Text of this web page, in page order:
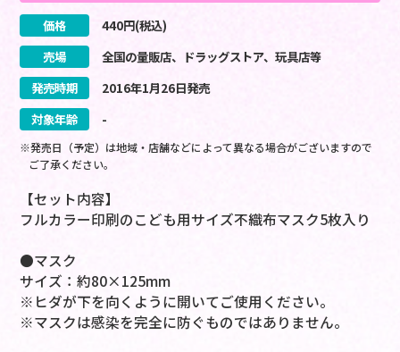
価格 440円(税込)
売場
全国の量販店、ドラッグストア、玩具店等
発売時期
2016年1月26日発売
対象年齢
-
※発売日（予定）は地域・店舗などによって異なる場合がございますので
ご了承ください。
【セット内容】
フルカラー印刷のこども用サイズ不織布マスク5枚入り
●マスク
サイズ：約80×125mm
※ヒダが下を向くように開いてご使用ください。
※マスクは感染を完全に防ぐものではありません。